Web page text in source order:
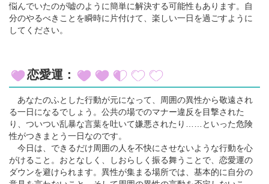
悩んでいたのが嘘のように簡単に解決する可能性もあります。自
分のやるべきことを瞬時に片付けて、楽しい一日を過ごすように
してください。
恋愛運：
あなたのふとした行動が元になって、周囲の異性から敬遠され
る一日になるでしょう。公共の場でのマナー違反を目撃された
り、ついつい乱暴な言葉を吐いて嫌悪されたり……といった危険
性がつきまとう一日なのです。
今日は、できるだけ周囲の人を不快にさせないような行動を心
がけること。おとなしく、しおらしく振る舞うことで、恋愛運の
ダウンを避けられます。異性が集まる場所では、基本的に自分の